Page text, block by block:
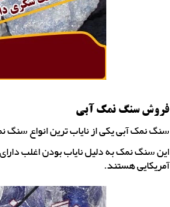
فروش سنگ نمک آبی
سنگ نمک آبی یکی از نایاب ترین انواع
این سنگ نمک به دلیل نایاب بودن اغلب
آمریکایی هستند.